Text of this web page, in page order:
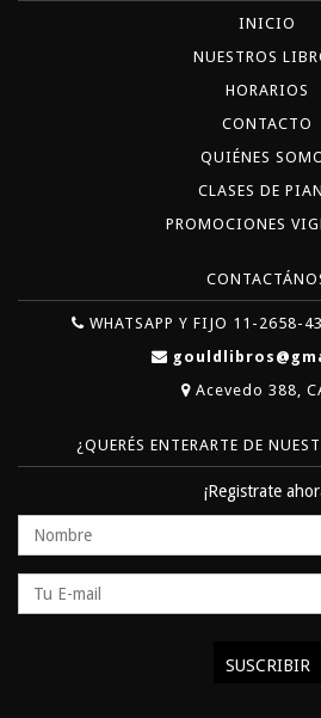
INICIO
NUESTROS
HORARIOS
CONTACTO
QUIÉNES
CLASES DE
PROMOCIONES
WHATSAPP Y FIJO 11-2658-
Acevedo 388,
¿QUERÉS ENTERARTE DE
¡Registrate